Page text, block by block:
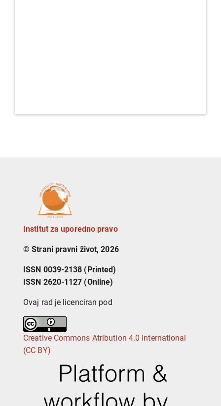
Institut za uporedno pravo
© Strani pravni život, 2026
ISSN 0039-2138 (Printed)
ISSN 2620-1127 (Online)
Ovaj rad je licenciran pod
Creative Commons Atribution 4.0 International
(CC BY)